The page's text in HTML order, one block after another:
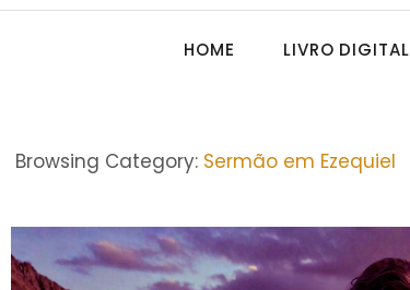
HOME LIVRO DIGITAL
Browsing Category: Sermão em Ezequiel